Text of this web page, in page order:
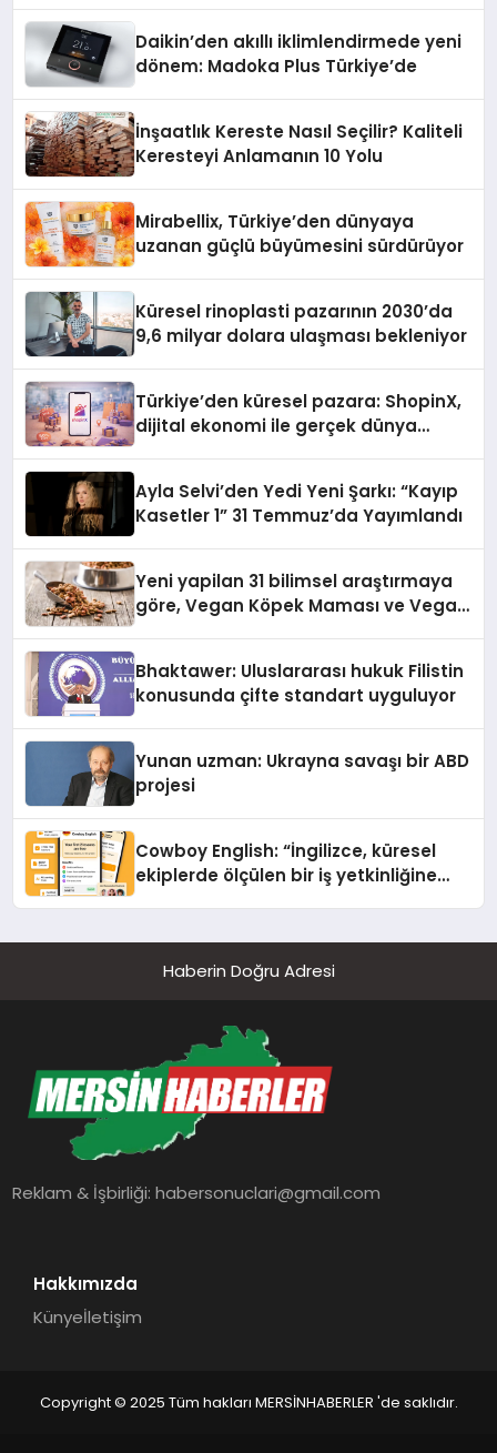
Daikin’den akıllı iklimlendirmede yeni
dönem: Madoka Plus Türkiye’de
İnşaatlık Kereste Nasıl Seçilir? Kaliteli
Keresteyi Anlamanın 10 Yolu
Mirabellix, Türkiye’den dünyaya
uzanan güçlü büyümesini sürdürüyor
Küresel rinoplasti pazarının 2030’da
9,6 milyar dolara ulaşması bekleniyor
Türkiye’den küresel pazara: ShopinX,
dijital ekonomi ile gerçek dünya
Ayla Selvi’den Yedi Yeni Şarkı: “Kayıp
Kasetler 1” 31 Temmuz’da Yayımlandı
Yeni yapilan 31 bilimsel araştırmaya
göre, Vegan Köpek Maması ve Vegan
Bhaktawer: Uluslararası hukuk Filistin
konusunda çifte standart uyguluyor
Yunan uzman: Ukrayna savaşı bir ABD
projesi
Cowboy English: “İngilizce, küresel
ekiplerde ölçülen bir iş yetkinliğine
Haberin Doğru Adresi
Reklam & İşbirliği:habersonuclari@gmail.com
Hakkımızda
Künyeİletişim
Copyright © 2025 Tüm hakları MERSİNHABERLER 'de saklıdır.